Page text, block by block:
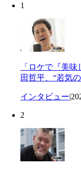
1
「ロケで『美
田哲平、“若気
インタビュー|
2